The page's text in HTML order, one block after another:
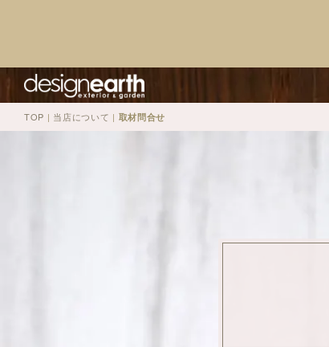
TOP | 当店について | 取材問合せ